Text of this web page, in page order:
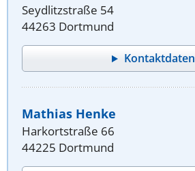
Seydlitzstraße 54
44263 Dortmund
Kontaktdaten
Mathias Henke
Harkortstraße 66
44225 Dortmund